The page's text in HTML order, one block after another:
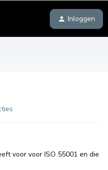
Inloggen
voor voor ISO 55001 en die